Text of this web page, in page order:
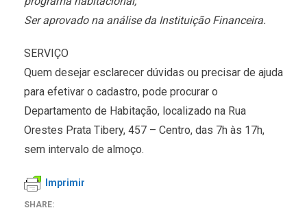
Ser aprovado na análise da Instituição Financeira.
SERVIÇO
Quem desejar esclarecer dúvidas ou precisar de ajuda
para efetivar o cadastro, pode procurar o
Departamento de Habitação, localizado na Rua
Orestes Prata Tibery, 457 – Centro, das 7h às 17h,
sem intervalo de almoço.
Imprimir